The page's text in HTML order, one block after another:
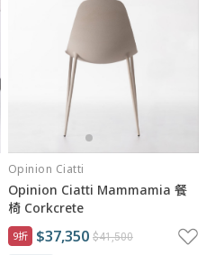
Opinion Ciatti
Opinion Ciatti Mammamia 餐
椅 Corkcrete
9折 $37,350 $41,500